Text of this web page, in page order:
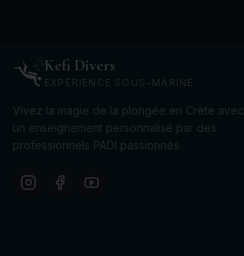
Kefi Divers
EXPÉRIENCE SOUS-MARINE
Vivez la magie de la plongée en Crète avec
un enseignement personnalisé par des
professionnels PADI passionnés.